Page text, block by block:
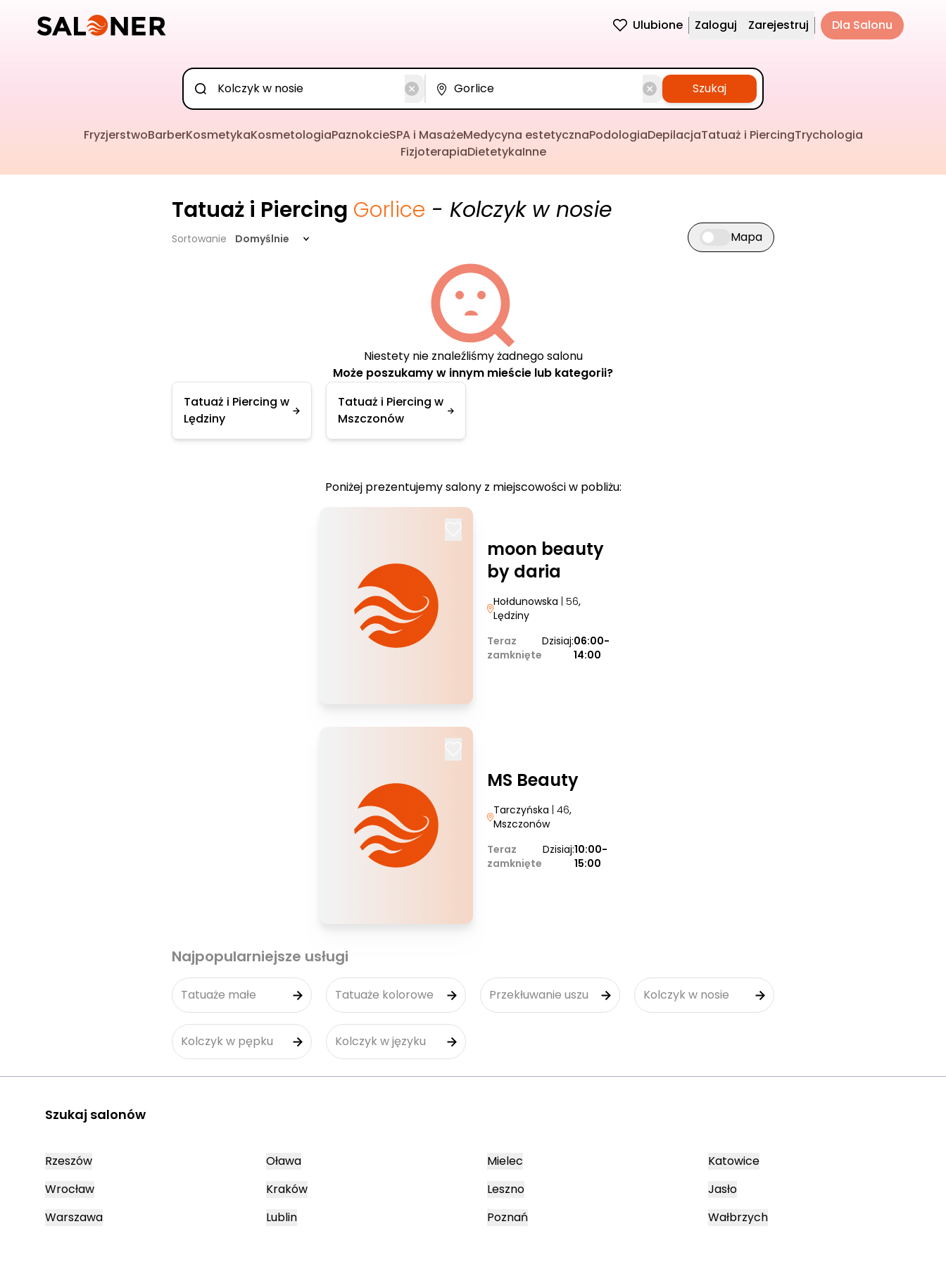
Ulubione Zaloguj Zarejestruj Dla Salonu
Szukaj
FryzjerstwoBarberKosmetykaKosmetologiaPaznokcieSPA i MasażeMedycyna estetycznaPodologiaDepilacjaTatuaż i PiercingTrychologia
FizjoterapiaDietetykaInne
Tatuaż i Piercing Gorlice - Kolczyk w nosie
Sortowanie Domyślnie Przełącz widok mapy
Mapa
Niestety nie znaleźliśmy żadnego salonu
Może poszukamy w innym mieście lub kategorii?
Tatuaż i Piercing w
Lędziny
Tatuaż i Piercing w
Mszczonów
Poniżej prezentujemy salony z miejscowości w pobliżu:
moon beauty
by daria
Hołdunowska | 56,
Lędziny
Teraz
zamknięte
Dzisiaj:06:00-
14:00
MS Beauty
Tarczyńska | 46,
Mszczonów
Teraz
zamknięte
Dzisiaj:10:00-
15:00
Najpopularniejsze usługi
Tatuaże małe Tatuaże kolorowe Przekłuwanie uszu Kolczyk w nosie
Kolczyk w pępku Kolczyk w języku
Szukaj salonów
Rzeszów
Wrocław
Warszawa
Oława
Kraków
Lublin
Mielec
Leszno
Poznań
Katowice
Jasło
Wałbrzych